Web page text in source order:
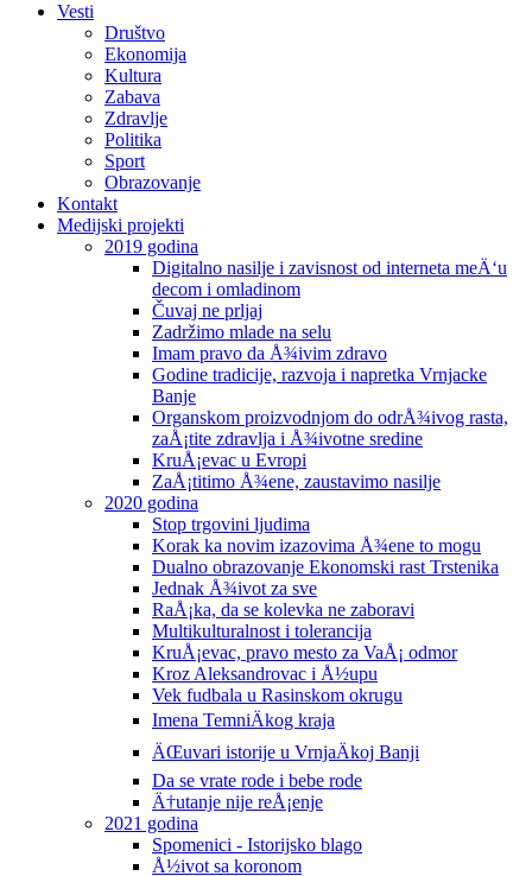
Vesti
Društvo
Ekonomija
Kultura
Zabava
Zdravlje
Politika
Sport
Obrazovanje
Kontakt
Medijski projekti
2019 godina
Digitalno nasilje i zavisnost od interneta meÄ‘u
decom i omladinom
Čuvaj ne prljaj
Zadržimo mlade na selu
Imam pravo da Å¾ivim zdravo
Godine tradicije, razvoja i napretka Vrnjacke
Banje
Organskom proizvodnjom do odrÅ¾ivog rasta,
zaÅ¡tite zdravlja i Å¾ivotne sredine
KruÅ¡evac u Evropi
ZaÅ¡titimo Å¾ene, zaustavimo nasilje
2020 godina
Stop trgovini ljudima
Korak ka novim izazovima Å¾ene to mogu
Dualno obrazovanje Ekonomski rast Trstenika
Jednak Å¾ivot za sve
RaÅ¡ka, da se kolevka ne zaboravi
Multikulturalnost i tolerancija
KruÅ¡evac, pravo mesto za VaÅ¡ odmor
Kroz Aleksandrovac i Å½upu
Vek fudbala u Rasinskom okrugu
Imena TemniÄkog kraja
ÄŒuvari istorije u VrnjaÄkoj Banji
Da se vrate rode i bebe rode
Ä†utanje nije reÅ¡enje
2021 godina
Spomenici - Istorijsko blago
Å½ivot sa koronom